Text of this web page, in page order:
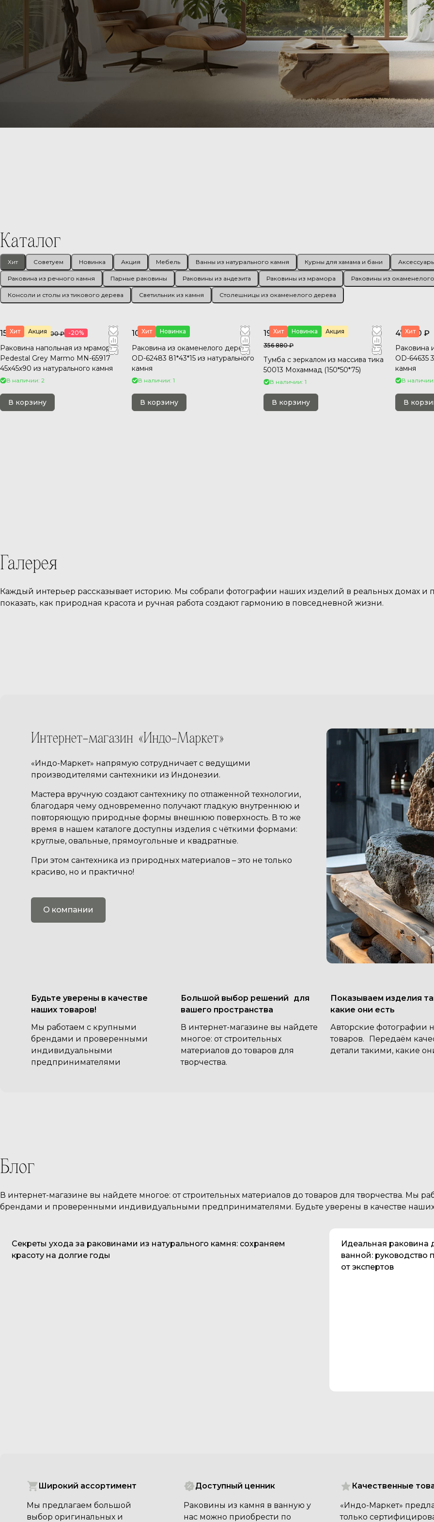
Раковины из
Каталог
Хит Советуем Новинка Акция Мебель Ванны из натурального камня Курны для хамама и бани
Раковина из речного камня Парные раковины Раковины из андезита Раковины из мрамора Раковины из
Консоли и столы из тикового дерева Светильник из камня Столешницы из окаменелого дерева
Хит Акция
151 680 ₽189 600 ₽ -20%
Раковина напольная из мрамора
Pedestal Grey Marmo MN-65917
45х45х90 из натурального камня
В наличии: 2
В корзину
Хит Новинка
105 600 ₽
Раковина из окаменелого дерева
OD-62483 81*43*15 из натурального
камня
В наличии: 1
В корзину
Хит Новинка Акция
198 000 ₽
356 880 ₽
Тумба с зеркалом из массива тика
50013 Мохаммад (150*50*75)
В наличии: 1
В корзину
Хит
47 760 ₽
Раковина
OD-64635
камня
В наличии:
В
Галерея
Каждый интерьер рассказывает историю. Мы собрали фотографии наших изделий в реальных домах и
показать, как природная красота и ручная работа создают гармонию в повседневной жизни.
Интернет-магазин «Индо-Маркет»
«Индо-Маркет» напрямую сотрудничает с ведущими
производителями сантехники из Индонезии.
Мастера вручную создают сантехнику по отлаженной технологии,
благодаря чему одновременно получают гладкую внутреннюю и
повторяющую природные формы внешнюю поверхность. В то же
время в нашем каталоге доступны изделия с чёткими формами:
круглые, овальные, прямоугольные и квадратные.
При этом сантехника из природных материалов – это не только
красиво, но и практично!
О компании
Будьте уверены в качестве
наших товаров!
Мы работаем с крупными
брендами и проверенными
индивидуальными
предпринимателями
Большой выбор решений для
вашего пространства
В интернет-магазине вы найдете
многое: от строительных
материалов до товаров для
творчества.
Показываем изделия
какие они есть
Авторские фотографии
товаров. Передаём
детали такими, какие
Блог
В интернет-магазине вы найдете многое: от строительных материалов до товаров для творчества. Мы
брендами и проверенными индивидуальными предпринимателями. Будьте уверены в качестве наших
Советы покупателям
Секреты ухода за раковинами из натурального камня: сохраняем
красоту на долгие годы
Советы покупателям
Идеальная раковина
ванной: руководство
от экспертов
Широкий ассортимент
Мы предлагаем большой
выбор оригинальных и
Доступный ценник
Раковины из камня в ванную у
нас можно приобрести по
Качественные
«Индо-Маркет»
только